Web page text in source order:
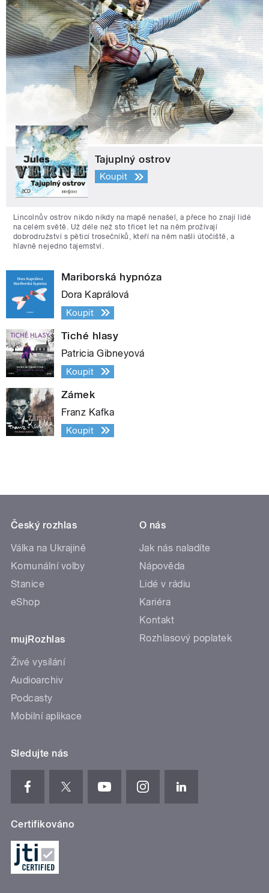
Tajuplný ostrov
Koupit
Lincolnův ostrov nikdo nikdy na mapě nenašel, a přece ho znají lidé
na celém světě. Už déle než sto třicet let na něm prožívají
dobrodružství s pěticí trosečníků, kteří na něm našli útočiště, a
hlavně nejedno tajemství.
Mariborská hypnóza
Dora Kaprálová
Koupit
Tiché hlasy
Patricia Gibneyová
Koupit
Zámek
Franz Kafka
Koupit
Český rozhlas
Válka na Ukrajině
Komunální volby
Stanice
eShop
mujRozhlas
Živé vysílání
Audioarchiv
Podcasty
Mobilní aplikace
O nás
Jak nás naladíte
Nápověda
Lidé v rádiu
Kariéra
Kontakt
Rozhlasový poplatek
Sledujte nás
Certifikováno